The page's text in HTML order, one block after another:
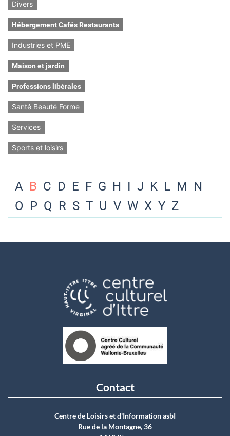
Divers
Hébergement Cafés Restaurants
Industries et PME
Maison et jardin
Professions libérales
Santé Beauté Forme
Services
Sports et loisirs
A B C D E F G H I J K L M N
O P Q R S T U V W X Y Z
Contact
Centre de Loisirs et d'Information asbI
Rue de la Montagne, 36